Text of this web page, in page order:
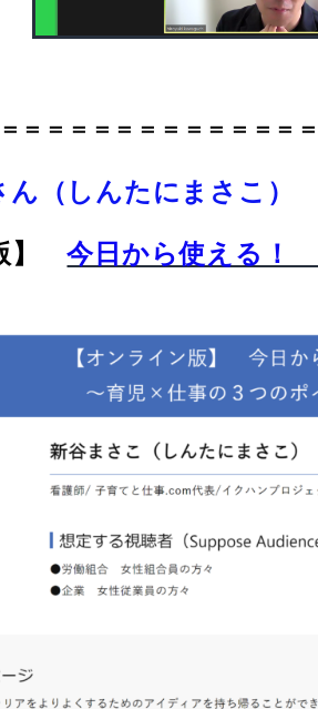
＝＝＝＝＝＝＝＝＝＝＝＝
（しんたにまさこ）
版】今日から使える！